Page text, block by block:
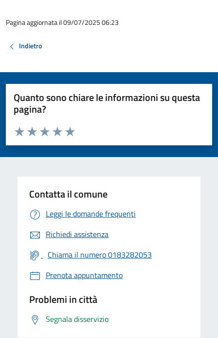
Pagina aggiornata il 09/07/2025 06:23
Indietro
Quanto sono chiare le informazioni su questa
pagina?
Valuta da 1 a 5 stelle la pagina
Valuta 5 stelle su 5
Valuta 4 stelle su 5
Valuta 3 stelle su 5
Valuta 2 stelle su 5
Valuta 1 stelle su 5
Contatta il comune
Leggi le domande frequenti
Richiedi assistenza
Chiama il numero 0183282053
Prenota appuntamento
Problemi in città
Segnala disservizio